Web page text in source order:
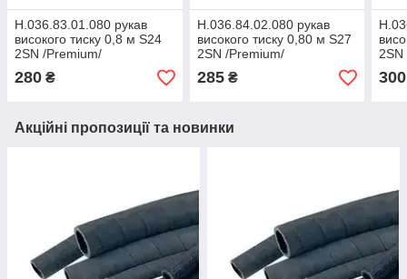
Н.036.83.01.080 рукав
високого тиску 0,8 м S24
2SN /Premium/
280 ₴
Н.036.84.02.080 рукав
високого тиску 0,80 м S27
2SN /Premium/
285₴
2SN
300
Акційні пропозиції та новинки